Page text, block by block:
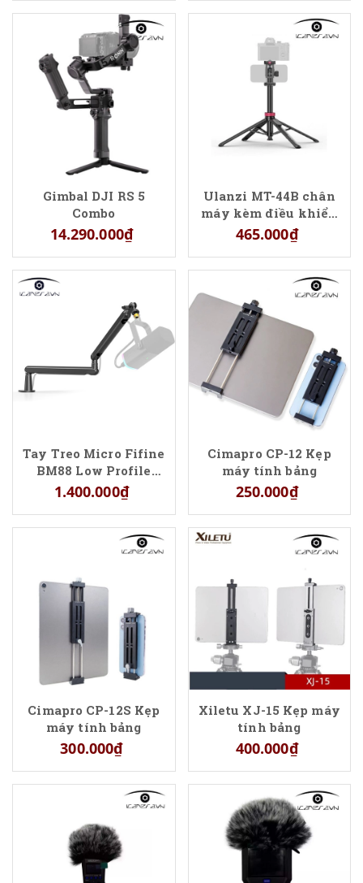
Gimbal DJI RS 5
Combo
14.290.000₫
Ulanzi MT-44B chân
máy kèm điều khiển
từ xa
465.000₫
Tay Treo Micro Fifine
BM88 Low Profile
Chịu Lực Tốt
1.400.000₫
Cimapro CP-12 Kẹp
máy tính bảng
250.000₫
Cimapro CP-12S Kẹp
máy tính bảng
300.000₫
Xiletu XJ-15 Kẹp máy
tính bảng
400.000₫